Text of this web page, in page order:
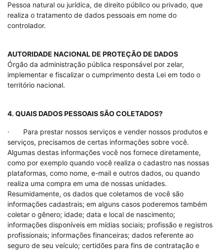
Pessoa natural ou jurídica, de direito público ou privado, que
realiza o tratamento de dados pessoais em nome do
controlador.
AUTORIDADE NACIONAL DE PROTEÇÃO DE DADOS
Órgão da administração pública responsável por zelar,
implementar e fiscalizar o cumprimento desta Lei em todo o
território nacional.
4. QUAIS DADOS PESSOAIS SÃO COLETADOS?
· Para prestar nossos serviços e vender nossos produtos e
serviços, precisamos de certas informações sobre você.
Algumas destas informações você nos fornece diretamente,
como por exemplo quando você realiza o cadastro nas nossas
plataformas, como nome, e-mail e outros dados, ou quando
realiza uma compra em uma de nossas unidades.
Resumidamente, os dados que coletamos de você são
informações cadastrais; em alguns casos poderemos também
coletar o gênero; idade; data e local de nascimento;
informações disponíveis em mídias sociais; profissão e registros
profissionais; informações financeiras; dados referente ao
seguro de seu veículo; certidões para fins de contratação e